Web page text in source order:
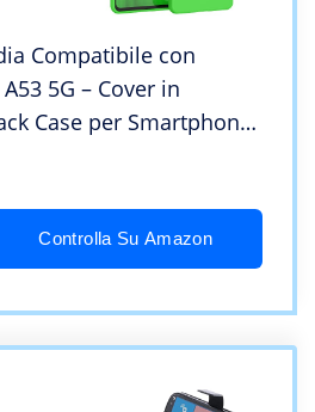
Compatibile con
5G – Cover in
Case per Smartphone
Verde Lime
Controlla Su Amazon